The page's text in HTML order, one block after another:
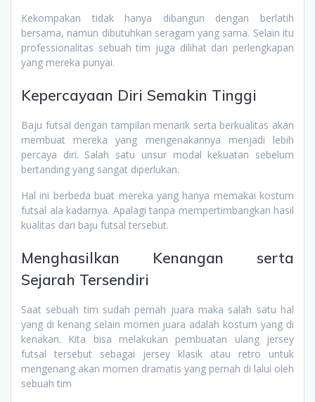
Kekompakan tidak hanya dibangun dengan berlatih
bersama, namun dibutuhkan seragam yang sama. Selain itu
professionalitas sebuah tim juga dilihat dari perlengkapan
yang mereka punyai.
Kepercayaan Diri Semakin Tinggi
Baju futsal dengan tampilan menarik serta berkualitas akan
membuat mereka yang mengenakannya menjadi lebih
percaya diri. Salah satu unsur modal kekuatan sebelum
bertanding yang sangat diperlukan.
Hal ini berbeda buat mereka yang hanya memakai kostum
futsal ala kadarnya. Apalagi tanpa mempertimbangkan hasil
kualitas dari baju futsal tersebut.
Menghasilkan Kenangan serta
Sejarah Tersendiri
Saat sebuah tim sudah pernah juara maka salah satu hal
yang di kenang selain momen juara adalah kostum yang di
kenakan. Kita bisa melakukan pembuatan ulang jersey
futsal tersebut sebagai jersey klasik atau retro untuk
mengenang akan momen dramatis yang pernah di lalui oleh
sebuah tim